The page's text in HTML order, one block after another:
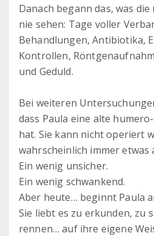
Danach begann das, was
nie sehen: Tage voller
Behandlungen, Antibiotika,
Kontrollen,
und Geduld.
Bei weiteren
dass Paula eine alte
hat. Sie kann nicht operiert
wahrscheinlich immer etwas
Ein wenig unsicher.
Ein wenig schwankend.
Aber heute… beginnt Paula
Sie liebt es zu erkunden, zu
rennen… auf ihre eigene